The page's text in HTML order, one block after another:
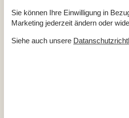
Kaminofen
Rauchmelder
Elektrogeräte
Sie können Ihre Einwilligung in
Marketing jederzeit ändern oder
Siehe auch unsere